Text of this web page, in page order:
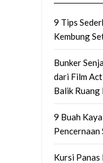
9 Tips
Kembung
Bunker
dari Film
Balik Ruang
9 Buah
Pencernaan
Kursi